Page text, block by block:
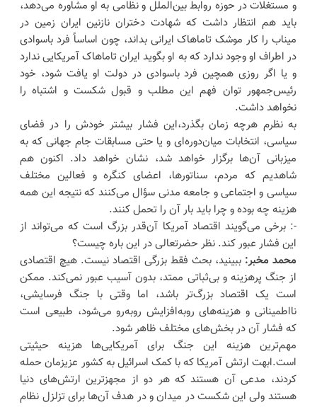
و مستغلات در حوزه روابط بین‌الملل و نظامی به او مشاوره می‌دهد،
باید هم انتظار داشت که شهادت دختران نازنین ایران زمین در
میناب را کار موشک تاماهاک ایرانی بداند، چون اساساً فرد باسوادی
در اطراف او وجود ندارد که به او بگوید ایران تاماهاک آمریکایی ندارد
و یا اگر روزی همچین فرد باسوادی در دولت او یافت شود، خود
رئیس‌جمهور توان فهم این مطلب و قبول شکست و اشتباه را
نخواهد داشت.
به نظرم هرچه زمان بگذرد،این فشار بیشتر خودش را در فضای
سیاسی، انتخابات میان‌دوره‌ای و یا حتی مسابقات جام جهانی که به
میزبانی آن‌ها برگزار خواهد شد، نشان خواهد داد. اکنون هم
شاهدیم که مردم، سناتورها، اعضای کنگره و فعالین مختلف
سیاسی و اجتماعی و جامعه مدنی سؤال می‌کنند که نتیجه این همه
هزینه چه بوده و چرا باید بار آن را تحمل کنند.
-: برخی می‌گویند اقتصاد آمریکا آن‌قدر بزرگ است که می‌تواند از
این فشار عبور کند. نظر حضرتعالی در این باره چیست؟
محمد مخبر: ببینید، بحث فقط بزرگی اقتصاد نیست. هیچ اقتصادی
از جنگ پرهزینه و بی‌ثباتی ممتد، بدون آسیب عبور نمی‌کند. ممکن
است یک اقتصاد بزرگ‌تر باشد، اما وقتی با جنگ فرسایشی،
نااطمینانی و هزینه‌های رو‌به‌افزایش روبه‌رو می‌شود، طبیعی است
که فشار آن در بخش‌های مختلف ظاهر شود.
مهم‌ترین هزینه این جنگ برای آمریکایی‌ها هزینه حیثیتی
است.ابهت ارتش آمریکا که با کمک اسرائیل به کشور عزیزمان حمله
کردند، مدعی آن هستند که هر دو از مجهزترین ارتش‌های دنیا
هستند ولی این شکست در میدان و در هدف آن‌ها برای تزلزل نظام